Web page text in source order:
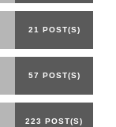
21 POST(S)
57 POST(S)
223 POST(S)